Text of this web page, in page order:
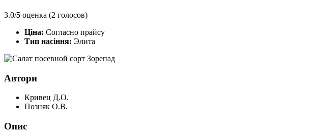
3.0/5 оценка (2 голосов)
Ціна: Согласно прайсу
Тип насіння: Элита
Автори
Кривец Д.О.
Позняк О.В.
Опис